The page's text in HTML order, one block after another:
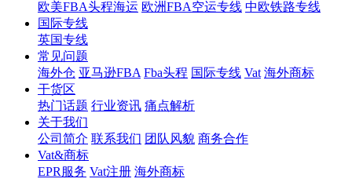
欧美FBA头程海运 欧洲FBA空运专线 中欧铁路专线
国际专线
英国专线
常见问题
海外仓 亚马逊FBA Fba头程 国际专线 Vat 海外商标
干货区
热门话题 行业资讯 痛点解析
关于我们
公司简介 联系我们 团队风貌 商务合作
Vat&商标
EPR服务 Vat注册 海外商标